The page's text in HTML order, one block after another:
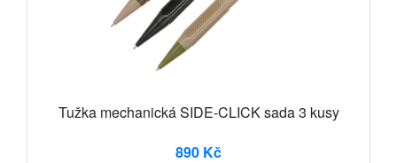
Tužka mechanická SIDE-CLICK sada 3 kusy
890 Kč